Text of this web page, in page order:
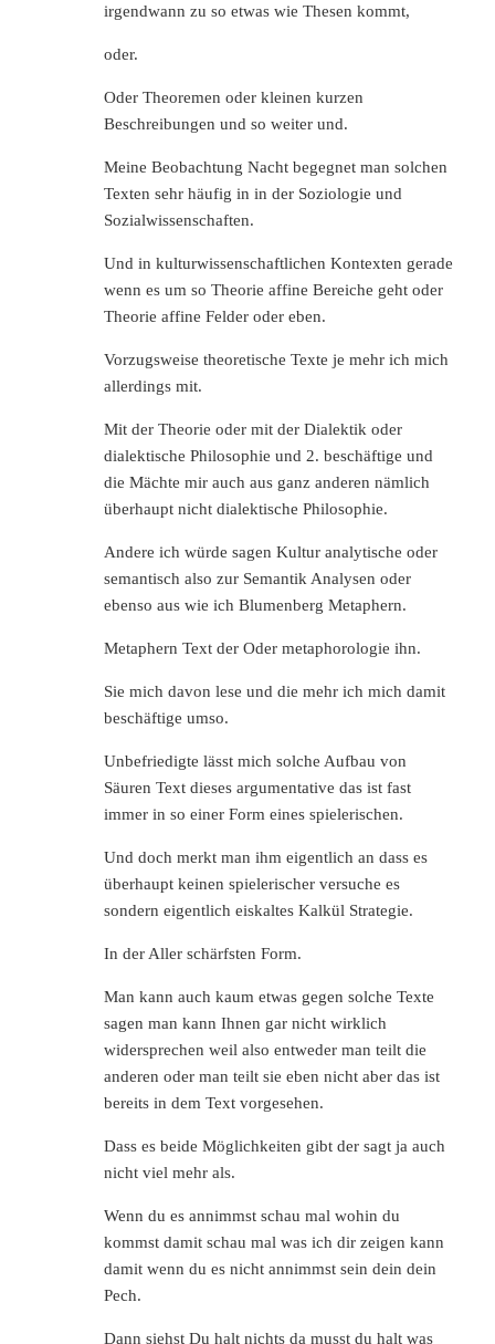
irgendwann zu so etwas wie Thesen kommt,
oder.
Oder Theoremen oder kleinen kurzen
Beschreibungen und so weiter und.
Meine Beobachtung Nacht begegnet man solchen
Texten sehr häufig in in der Soziologie und
Sozialwissenschaften.
Und in kulturwissenschaftlichen Kontexten gerade
wenn es um so Theorie affine Bereiche geht oder
Theorie affine Felder oder eben.
Vorzugsweise theoretische Texte je mehr ich mich
allerdings mit.
Mit der Theorie oder mit der Dialektik oder
dialektische Philosophie und 2. beschäftige und
die Mächte mir auch aus ganz anderen nämlich
überhaupt nicht dialektische Philosophie.
Andere ich würde sagen Kultur analytische oder
semantisch also zur Semantik Analysen oder
ebenso aus wie ich Blumenberg Metaphern.
Metaphern Text der Oder metaphorologie ihn.
Sie mich davon lese und die mehr ich mich damit
beschäftige umso.
Unbefriedigte lässt mich solche Aufbau von
Säuren Text dieses argumentative das ist fast
immer in so einer Form eines spielerischen.
Und doch merkt man ihm eigentlich an dass es
überhaupt keinen spielerischer versuche es
sondern eigentlich eiskaltes Kalkül Strategie.
In der Aller schärfsten Form.
Man kann auch kaum etwas gegen solche Texte
sagen man kann Ihnen gar nicht wirklich
widersprechen weil also entweder man teilt die
anderen oder man teilt sie eben nicht aber das ist
bereits in dem Text vorgesehen.
Dass es beide Möglichkeiten gibt der sagt ja auch
nicht viel mehr als.
Wenn du es annimmst schau mal wohin du
kommst damit schau mal was ich dir zeigen kann
damit wenn du es nicht annimmst sein dein dein
Pech.
Dann siehst Du halt nichts da musst du halt was